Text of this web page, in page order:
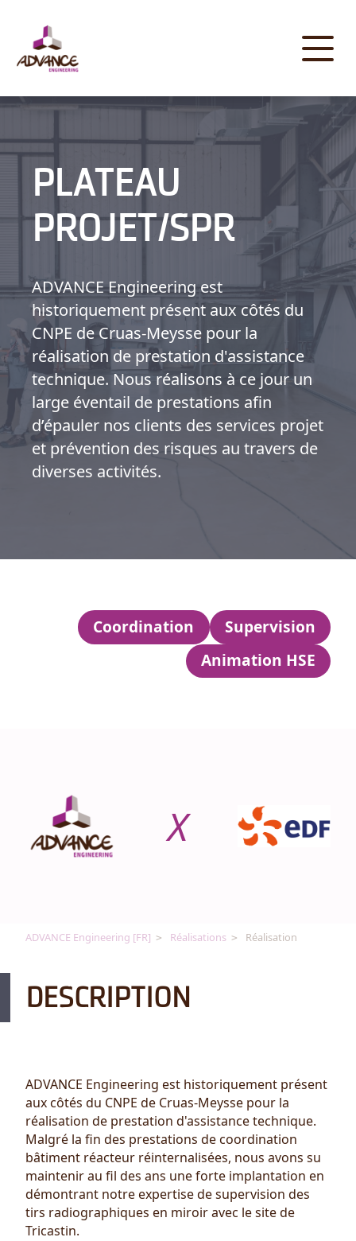
PLATEAU
PROJET/SPR
ADVANCE Engineering est
historiquement présent aux côtés du
CNPE de Cruas-Meysse pour la
réalisation de prestation d'assistance
technique. Nous réalisons à ce jour un
large éventail de prestations afin
d’épauler nos clients des services projet
et prévention des risques au travers de
diverses activités.
Coordination
Supervision
Animation HSE
X
ADVANCE Engineering [FR] Réalisations Réalisation
DESCRIPTION
ADVANCE Engineering est historiquement présent
aux côtés du CNPE de Cruas-Meysse pour la
réalisation de prestation d'assistance technique.
Malgré la fin des prestations de coordination
bâtiment réacteur réinternalisées, nous avons su
maintenir au fil des ans une forte implantation en
démontrant notre expertise de supervision des
tirs radiographiques en miroir avec le site de
Tricastin.